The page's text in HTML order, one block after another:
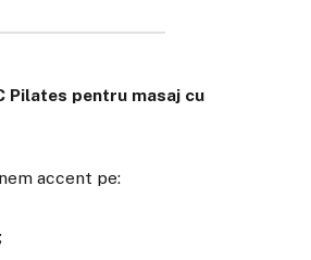
Pilates pentru masaj cu
accent pe: